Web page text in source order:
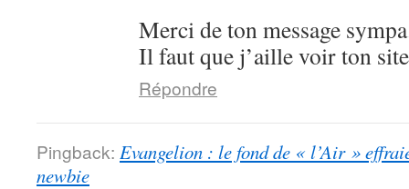
Merci de ton message
Il faut que j’aille voir ton
Répondre
Pingback: Evangelion : le fond de « l’Air »
newbie